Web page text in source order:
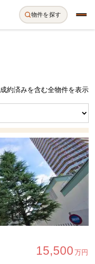
物件を探す
成約済みを含む全物件を表示
15,500万円